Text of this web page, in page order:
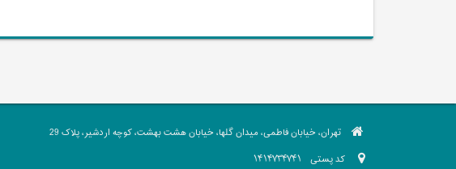
تهران، خیابان فاطمی، میدان گلها، خیابان هشت بهشت، کوچه اردشیر، پلاک 29
کد پستی